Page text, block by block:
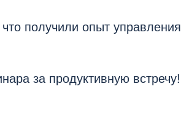
получили опыт управления
за продуктивную встречу!